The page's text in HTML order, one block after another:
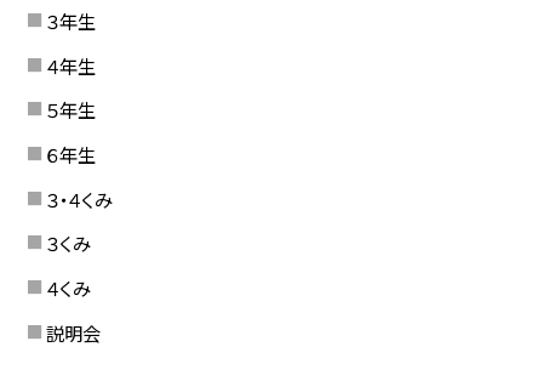
３年生
４年生
５年生
６年生
３・４くみ
３くみ
４くみ
説明会